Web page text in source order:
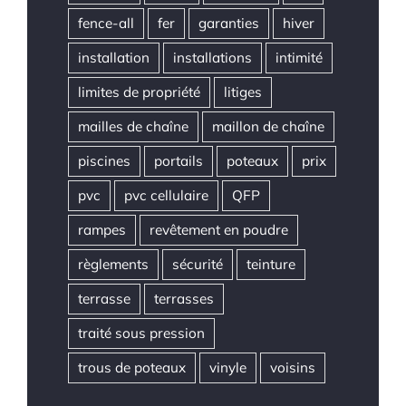
fence-all fer garanties
hiver
installation
installations
intimité
limites de propriété
litiges
mailles de chaîne
maillon de chaîne
piscines
portails poteaux
prix
pvc
pvc cellulaire
QFP
rampes
revêtement en poudre
règlements
sécurité
teinture
terrasse
terrasses
traité sous pression
trous de poteaux
vinyle voisins